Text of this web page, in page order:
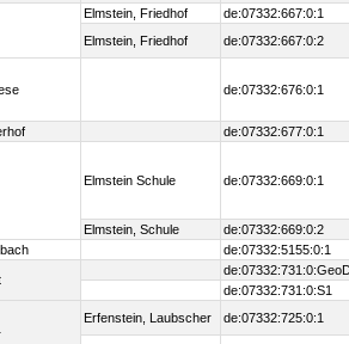
Elmstein, Friedhof
de:07332:667:0:1
Elmstein, Friedhof
de:07332:667:0:2
de:07332:676:0:1
de:07332:677:0:1
Elmstein Schule de:07332:669:0:1
Elmstein, Schule
de:07332:669:0:2
de:07332:5155:0:1
de:07332:731:0:S1
Erfenstein, Laubscher de:07332:725:0:1